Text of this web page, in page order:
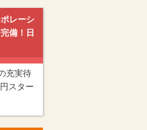
レーシ
備！日
充実待
スター